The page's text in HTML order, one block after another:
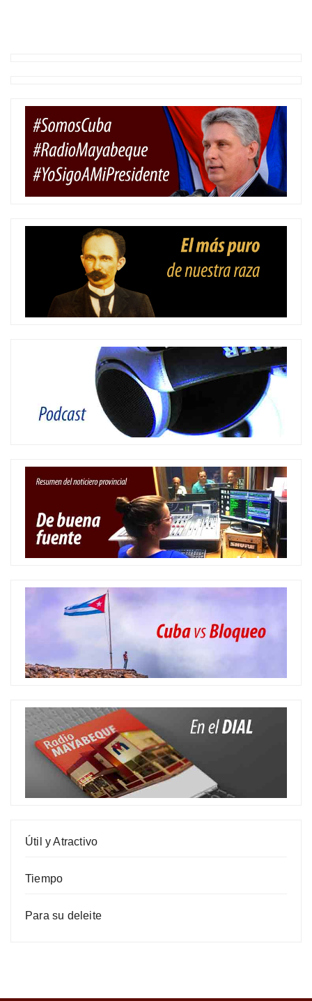
Útil y Atractivo
Tiempo
Para su deleite